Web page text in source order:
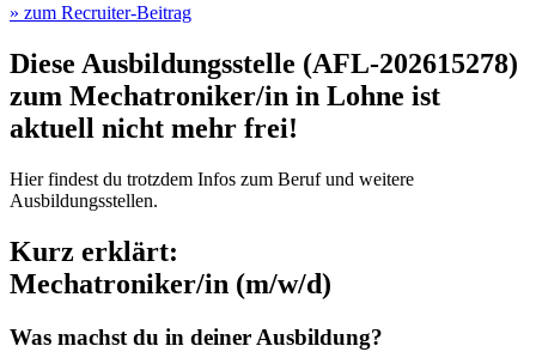
» zum Recruiter-Beitrag
Diese Ausbildungsstelle (AFL-202615278)
zum Mechatroniker/in in Lohne ist
aktuell nicht mehr frei!
Hier findest du trotzdem Infos zum Beruf und weitere
Ausbildungsstellen.
Kurz erklärt:
Mechatroniker/in (m/w/d)
Was machst du in deiner Ausbildung?